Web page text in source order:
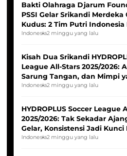
Bakti Olahraga Djarum
PSSI Gelar Srikandi Merdeka
Kudus: 2 Tim Putri Indonesia
Tim Asia
Indonesia2 minggu yang lalu
Kisah Dua Srikandi
League All-Stars 2025/2026:
Sarung Tangan, dan Mimpi
Pernah Padam
Indonesia2 minggu yang lalu
HYDROPLUS Soccer League
2025/2026: Tak Sekadar
Gelar, Konsistensi Jadi
Indonesia2 minggu yang lalu